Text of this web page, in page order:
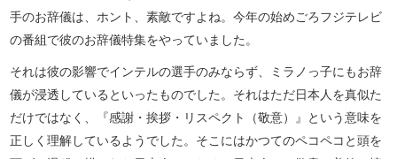
手のお辞儀は、ホント、素敵ですよね。今年の始めごろフジテレビ
の番組で彼のお辞儀特集をやっていました。
それは彼の影響でインテルの選手のみならず、ミラノっ子にもお辞
儀が浸透しているといったものでした。それはただ日本人を真似た
だけではなく、『感謝・挨拶・リスペクト（敬意）』という意味を
正しく理解しているようでした。そこにはかつてのペコペコと頭を